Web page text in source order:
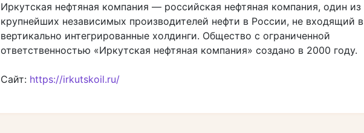
Иркутская нефтяная компания — российская нефтяная компания, один из
крупнейших независимых производителей нефти в России, не входящий в
вертикально интегрированные холдинги. Общество с ограниченной
ответственностью «Иркутская нефтяная компания» создано в 2000 году.
Сайт: https://irkutskoil.ru/